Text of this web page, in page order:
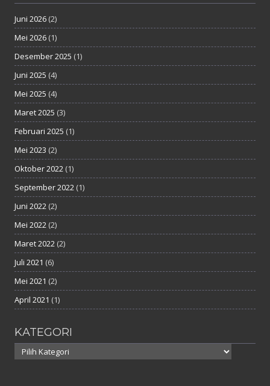
Juni 2026 (2)
Mei 2026 (1)
Desember 2025 (1)
Juni 2025 (4)
Mei 2025 (4)
Maret 2025 (3)
Februari 2025 (1)
Mei 2023 (2)
Oktober 2022 (1)
September 2022 (1)
Juni 2022 (2)
Mei 2022 (2)
Maret 2022 (2)
Juli 2021 (6)
Mei 2021 (2)
April 2021 (1)
KATEGORI
Kategori